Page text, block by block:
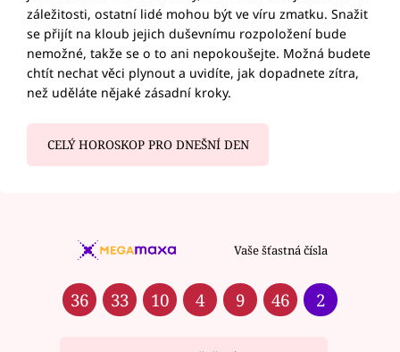
záležitosti, ostatní lidé mohou být ve víru zmatku. Snažit
se přijít na kloub jejich duševnímu rozpoložení bude
nemožné, takže se o to ani nepokoušejte. Možná budete
chtít nechat věci plynout a uvidíte, jak dopadnete zítra,
než uděláte nějaké zásadní kroky.
CELÝ HOROSKOP PRO DNEŠNÍ DEN
Vaše šťastná čísla
36 33 10 4 9 46 2